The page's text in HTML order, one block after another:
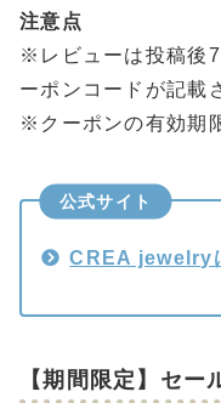
注意点
※レビューは投稿後
ーポンコードが記載
※クーポンの有効期
公式サイト
CREA jewelry
【期間限定】セー